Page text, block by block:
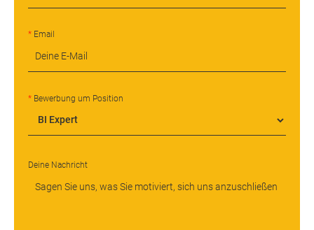
Email
Bewerbung um Position
Deine Nachricht